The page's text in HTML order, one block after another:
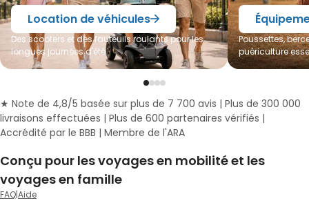
Location de véhicules
Des scooters et des fauteuils roulants pour les
longues journées d'été
Poussettes,
puériculture
★ Note de 4,8/5 basée sur plus de 7 700 avis | Plus de 300 000
livraisons effectuées | Plus de 600 partenaires vérifiés |
Accrédité par le BBB | Membre de l'ARA
Conçu pour les voyages en mobilité et les
voyages en famille
FAQ|Aide